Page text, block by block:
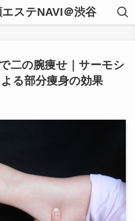
ステNAVI＠渋谷
二の腕痩せ｜サーモシ
る部分痩身の効果